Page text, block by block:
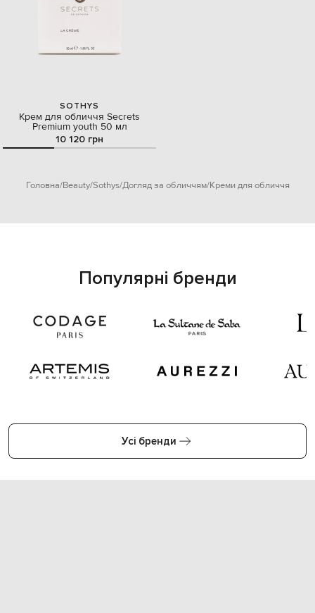
SOTHYS
Крем для обличчя Secrets
Premium youth 50 мл
10 120 грн
Головна Beauty Sothys Догляд за обличчям Креми для обличчя
Популярні бренди
Усі бренди